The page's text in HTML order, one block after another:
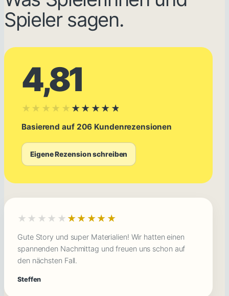
Spieler sagen.
4,81
★★★★★ ★★★★★
Basierend auf 206 Kundenrezensionen
Eigene Rezension schreiben
★★★★★ ★★★★★
Gute Story und super Materialien! Wir hatten einen
spannenden Nachmittag und freuen uns schon auf
den nächsten Fall.
Steffen